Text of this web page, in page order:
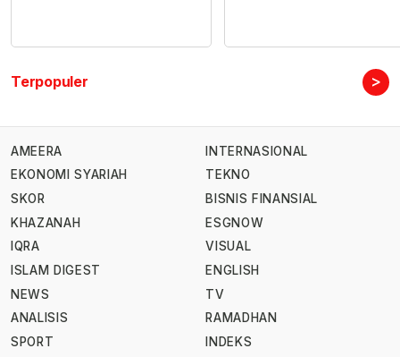
Terpopuler >
AMEERA
EKONOMI SYARIAH
SKOR
KHAZANAH
IQRA
ISLAM DIGEST
NEWS
ANALISIS
SPORT
INTERNASIONAL
TEKNO
BISNIS FINANSIAL
ESGNOW
VISUAL
ENGLISH
TV
RAMADHAN
INDEKS